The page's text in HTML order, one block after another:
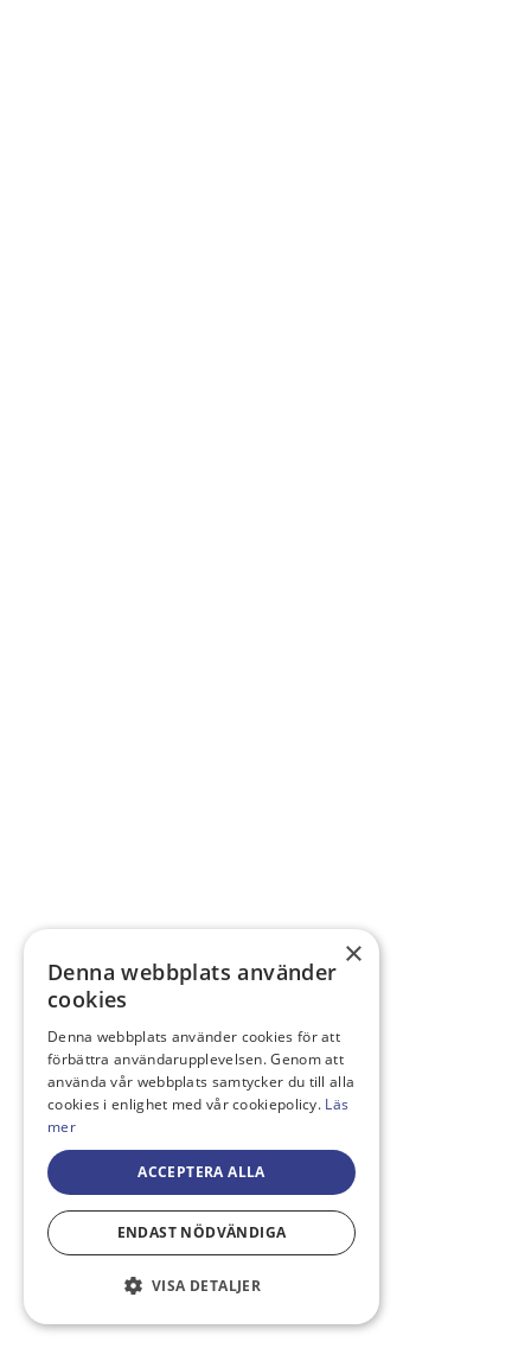
×
Denna webbplats använder
cookies
Denna webbplats använder cookies för att
förbättra användarupplevelsen. Genom att
använda vår webbplats samtycker du till alla
cookies i enlighet med vår cookiepolicy. Läs
mer
ACCEPTERA ALLA
ENDAST NÖDVÄNDIGA
VISA DETALJER